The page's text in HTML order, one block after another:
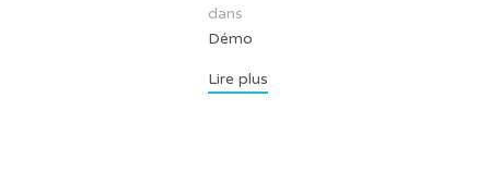
dans
Démo
Lire plus